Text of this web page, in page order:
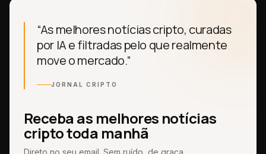
“As melhores notícias cripto, curadas
por IA e filtradas pelo que realmente
move o mercado.”
JORNAL CRIPTO
Receba as melhores notícias
cripto toda manhã
Direto no seu email. Sem ruído, de graça.